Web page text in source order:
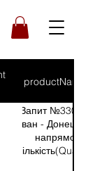
productNames
Запит №330 від:
Іван -
напрямок